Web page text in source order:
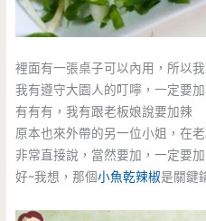
裡面有一張桌子可以內用，所以
我有遵守大園人的叮嚀，一定要加
有有有，我有跟老板娘說要加辣
原本也來外帶的另一位小姐，在
非常直接說，當然要加，一定要加
好~我想，那個小魚乾辣椒是關鍵